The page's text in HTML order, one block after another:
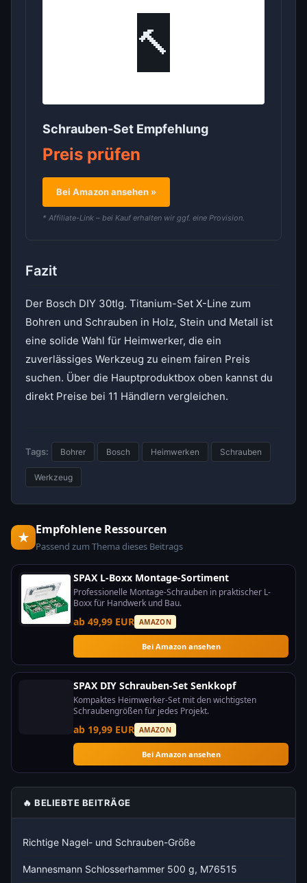
🔨
Schrauben-Set Empfehlung
Preis prüfen
Bei Amazon ansehen »
* Affiliate-Link – bei Kauf erhalten wir ggf. eine Provision.
Fazit
Der Bosch DIY 30tlg. Titanium-Set X-Line zum
Bohren und Schrauben in Holz, Stein und Metall ist
eine solide Wahl für Heimwerker, die ein
zuverlässiges Werkzeug zu einem fairen Preis
suchen. Über die Hauptproduktbox oben kannst du
direkt Preise bei 11 Händlern vergleichen.
Tags: Bohrer Bosch Heimwerken Schrauben
Werkzeug
★ Empfohlene Ressourcen
Passend zum Thema dieses Beitrags
SPAX L-Boxx Montage-Sortiment
Professionelle Montage-Schrauben in praktischer L-
Boxx für Handwerk und Bau.
ab 49,99 EUR AMAZON
Bei Amazon ansehen
SPAX DIY Schrauben-Set Senkkopf
Kompaktes Heimwerker-Set mit den wichtigsten
Schraubengrößen für jedes Projekt.
ab 19,99 EUR AMAZON
Bei Amazon ansehen
🔥 BELIEBTE BEITRÄGE
Richtige Nagel- und Schrauben-Größe
Mannesmann Schlosserhammer 500 g, M76515